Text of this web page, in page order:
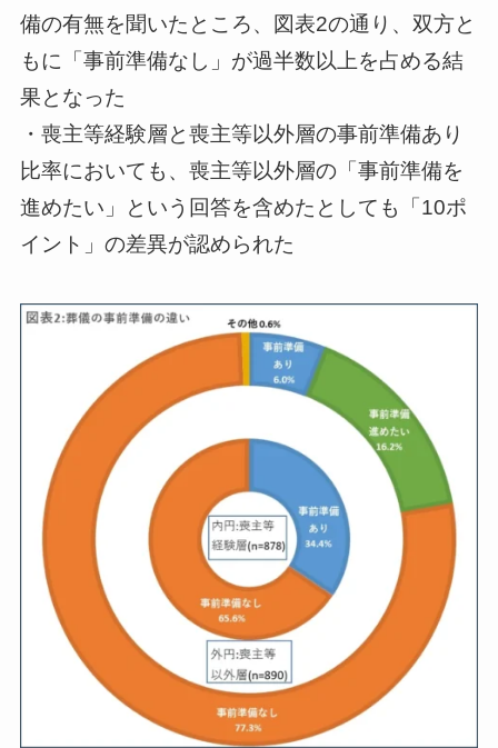
備の有無を聞いたところ、図表2の通り、双方と
もに「事前準備なし」が過半数以上を占める結
果となった
・喪主等経験層と喪主等以外層の事前準備あり
比率においても、喪主等以外層の「事前準備を
進めたい」という回答を含めたとしても「10ポ
イント」の差異が認められた